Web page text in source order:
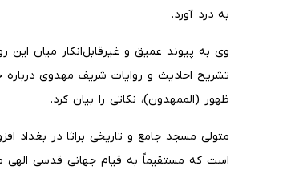
به درد آورد.
وی به پیوند عمیق و غیرقابل‌انکار میان این
تشریح احادیث و روایات شریف مهدوی درباره
ظهور (الممهدون)، نکاتی را بیان کرد.
متولی مسجد جامع و تاریخی براثا در بغداد
است که مستقیماً به قیام جهانی قدسی